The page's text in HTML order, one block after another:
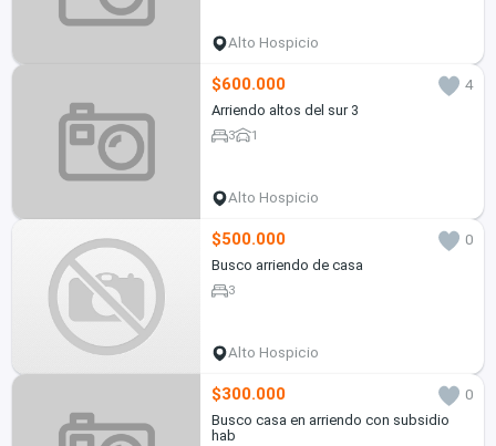
Alto Hospicio
$600.000
4
Arriendo altos del sur 3
3 1
Alto Hospicio
$500.000
0
Busco arriendo de casa
3
Alto Hospicio
$300.000
0
Busco casa en arriendo con subsidio
hab